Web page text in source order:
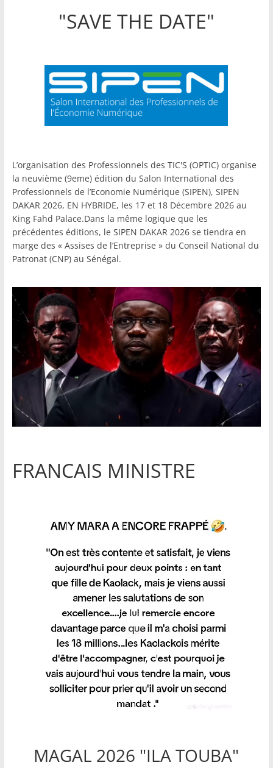
"SAVE THE DATE"
L’organisation des Professionnels des TIC'S (OPTIC) organise
la neuvième (9eme) édition du Salon International des
Professionnels de l’Economie Numérique (SIPEN), SIPEN
DAKAR 2026, EN HYBRIDE, les 17 et 18 Décembre 2026 au
King Fahd Palace.Dans la même logique que les
précédentes éditions, le SIPEN DAKAR 2026 se tiendra en
marge des « Assises de l’Entreprise » du Conseil National du
Patronat (CNP) au Sénégal.
FRANCAIS MINISTRE
MAGAL 2026 "ILA TOUBA"